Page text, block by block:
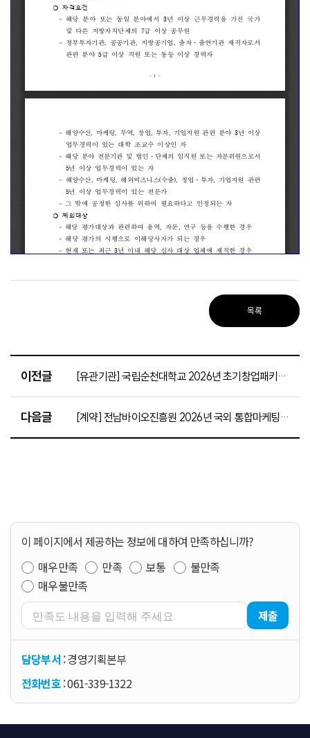
목록
이전글 [유관기관] 국립순천대학교 2026년 초기창업패키지 창업기업 모집 공고
다음글 [계약] 전남바이오진흥원 2026년 국외 통합마케팅 운영 용역 입찰 공고(~2.26.)
이 페이지에서 제공하는 정보에 대하여 만족하십니까?
매우만족
만족 보통
불만족
매우불만족
제출
담당부서: 경영기획본부
전화번호: 061-339-1322